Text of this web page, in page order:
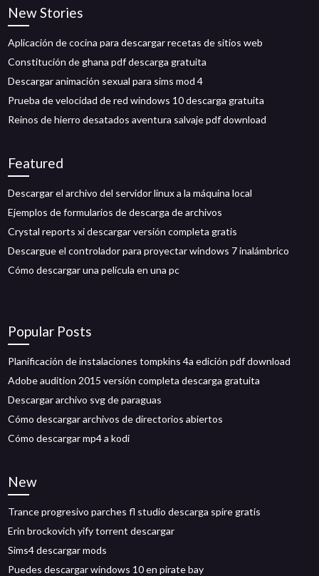
New Stories
Aplicación de cocina para descargar recetas de sitios web
Constitución de ghana pdf descarga gratuita
Descargar animación sexual para sims mod 4
Prueba de velocidad de red windows 10 descarga gratuita
Reinos de hierro desatados aventura salvaje pdf download
Featured
Descargar el archivo del servidor linux a la máquina local
Ejemplos de formularios de descarga de archivos
Crystal reports xi descargar versión completa gratis
Descargue el controlador para proyectar windows 7 inalámbrico
Cómo descargar una película en una pc
Popular Posts
Planificación de instalaciones tompkins 4a edición pdf download
Adobe audition 2015 versión completa descarga gratuita
Descargar archivo svg de paraguas
Cómo descargar archivos de directorios abiertos
Cómo descargar mp4 a kodi
New
Trance progresivo parches fl studio descarga spire gratis
Erin brockovich yify torrent descargar
Sims4 descargar mods
Puedes descargar windows 10 en pirate bay